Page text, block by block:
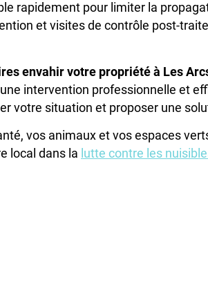
rapidement pour limiter la
et visites de contrôle post-
envahir votre propriété à Les
intervention professionnelle et
votre situation et proposer une
vos animaux et vos espaces
local dans la lutte contre les